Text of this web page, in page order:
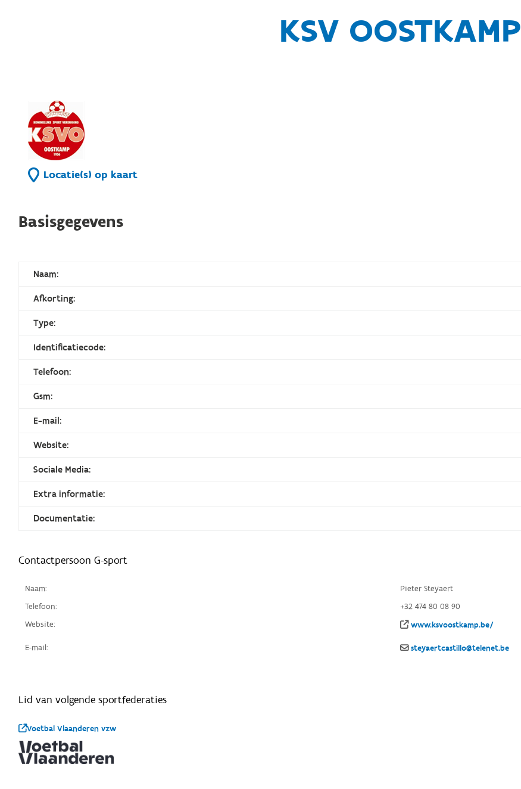
KSV OOSTKAMP
Locatie(s) op kaart
Basisgegevens
Naam:
Afkorting:
Type:
Identificatiecode:
Telefoon:
Gsm:
E-mail:
Website:
Sociale Media:
Extra informatie:
Documentatie:
Contactpersoon G-sport
Naam:
Pieter Steyaert
Telefoon:
+32 474 80 08 90
Website:
www.ksvoostkamp.be/
E-mail: steyaertcastillo@telenet.be
Lid van volgende sportfederaties
Voetbal Vlaanderen vzw